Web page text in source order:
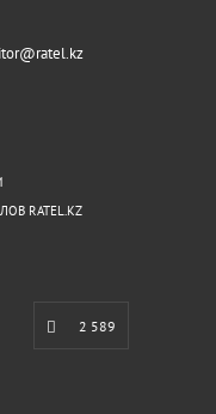
RATEL.KZ
2 589